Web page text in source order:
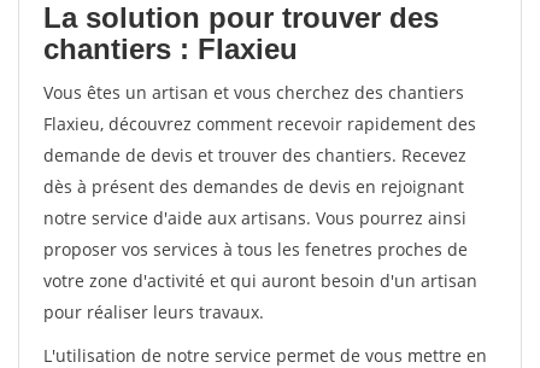
La solution pour trouver des
chantiers : Flaxieu
Vous êtes un artisan et vous cherchez des chantiers
Flaxieu, découvrez comment recevoir rapidement des
demande de devis et trouver des chantiers. Recevez
dès à présent des demandes de devis en rejoignant
notre service d'aide aux artisans. Vous pourrez ainsi
proposer vos services à tous les fenetres proches de
votre zone d'activité et qui auront besoin d'un artisan
pour réaliser leurs travaux.
L'utilisation de notre service permet de vous mettre en